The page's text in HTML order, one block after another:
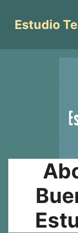
contenido
Estudio